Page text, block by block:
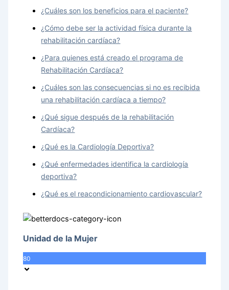
¿Cuáles son los beneficios para el paciente?
¿Cómo debe ser la actividad física durante la
rehabilitación cardíaca?
¿Para quienes está creado el programa de
Rehabilitación Cardíaca?
¿Cuáles son las consecuencias si no es recibida
una rehabilitación cardíaca a tiempo?
¿Qué sigue después de la rehabilitación
Cardíaca?
¿Qué es la Cardiología Deportiva?
¿Qué enfermedades identifica la cardiología
deportiva?
¿Qué es el reacondicionamiento cardiovascular?
Unidad de la Mujer
80